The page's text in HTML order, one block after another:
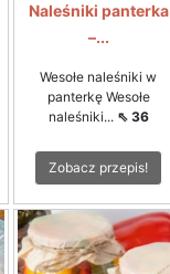
Naleśniki panterka
–...
Wesołe naleśniki w
panterkę Wesołe
naleśniki... ⇖ 36
Zobacz przepis!